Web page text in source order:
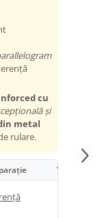
cu
și
metal
rulare.
❓ FAQ